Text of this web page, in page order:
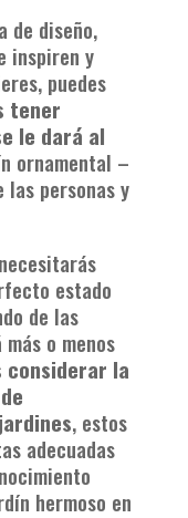
de diseño,
inspiren y
puedes
tener
le dará al
ornamental –
las personas y
estado
de las
o menos
considerar la
, estos
adecuadas
hermoso en